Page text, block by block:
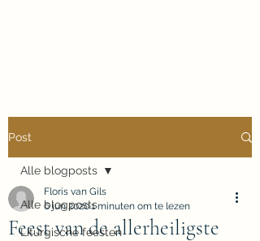
Post
Alle blogposts
Liturgische feesten
Alle blogposts
Feest van de allerheiligste
Floris van Gils
6 jun 20201 minuten om te lezen